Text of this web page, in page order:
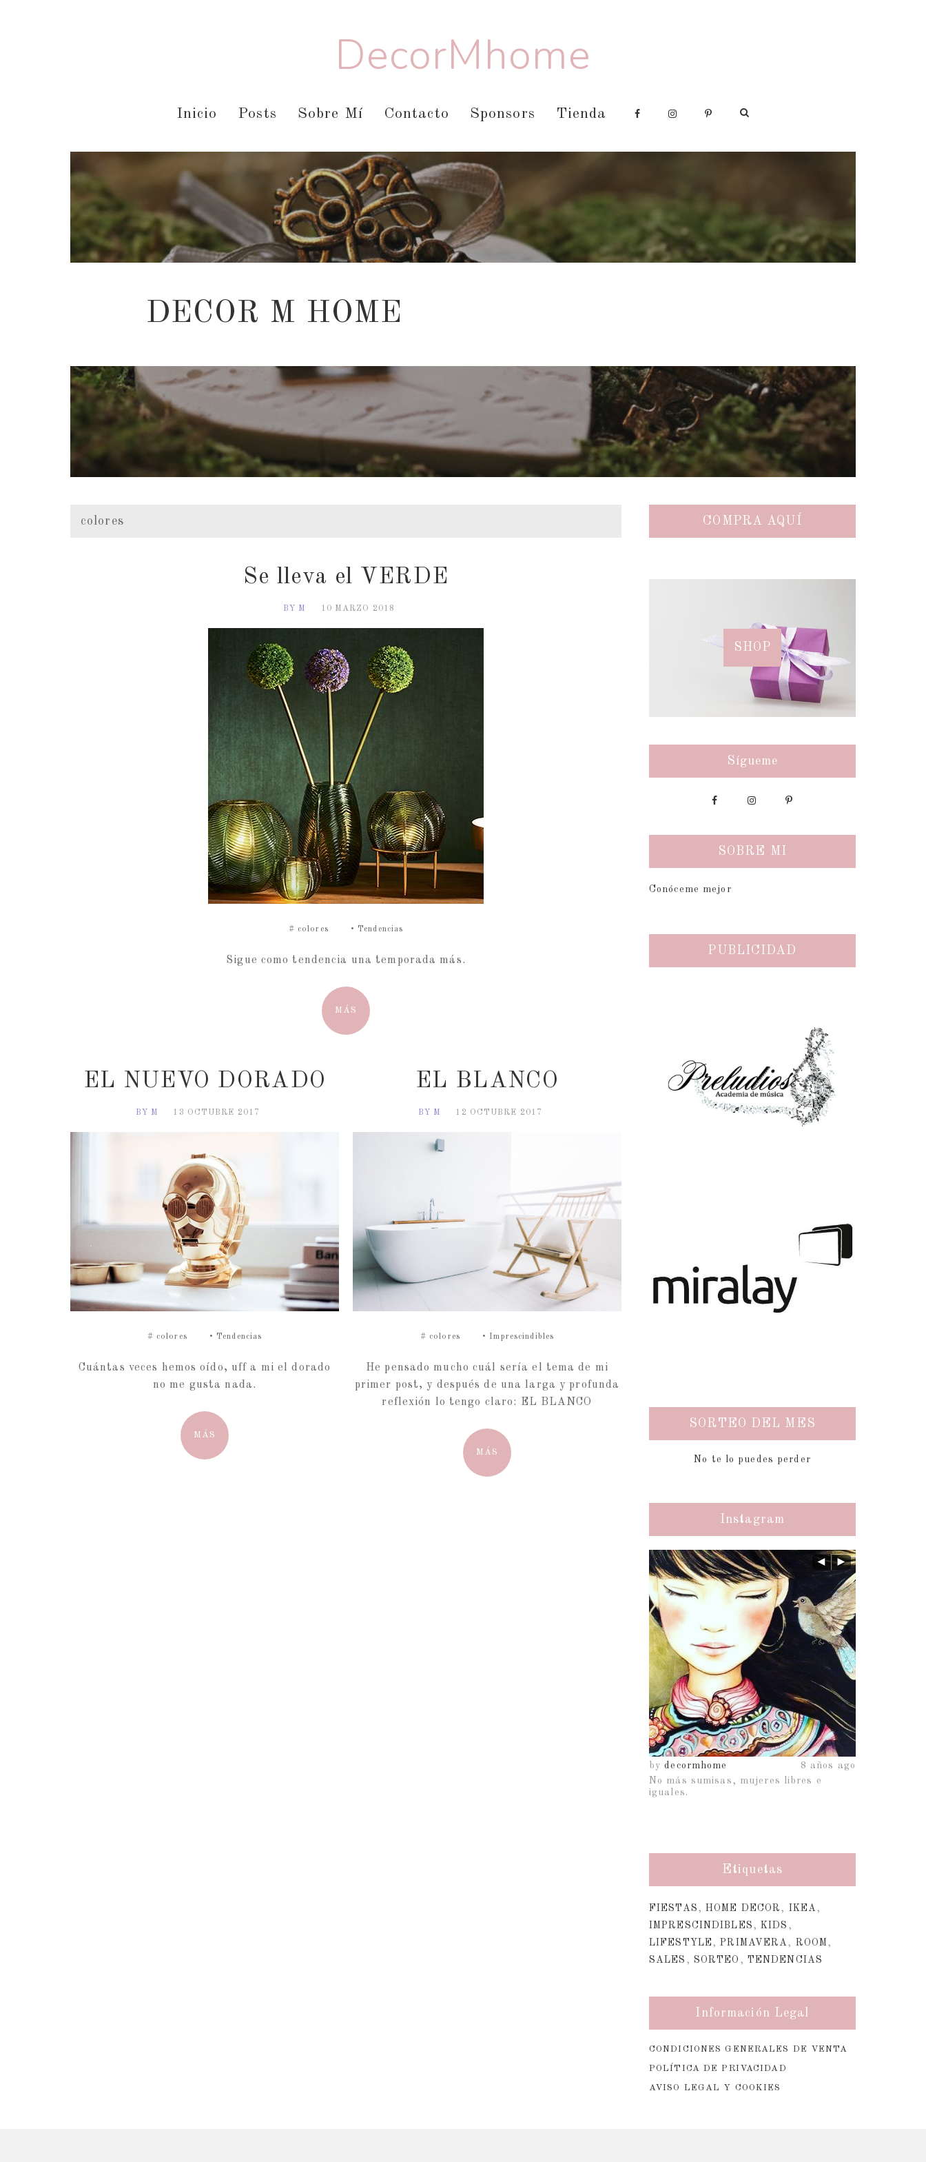
DecorMhome
Inicio Posts Sobre Mí Contacto Sponsors Tienda
DECOR M HOME
colores
Se lleva el VERDE
BY M 10 MARZO 2018
# colores • Tendencias
Sigue como tendencia una temporada más.
MÁS
EL NUEVO DORADO
BY M 13 OCTUBRE 2017
# colores • Tendencias
Cuántas veces hemos oído, uff a mi el dorado
no me gusta nada.
MÁS
EL BLANCO
BY M 12 OCTUBRE 2017
# colores • Imprescindibles
He pensado mucho cuál sería el tema de mi
primer post, y después de una larga y profunda
reflexión lo tengo claro: EL BLANCO
MÁS
COMPRA AQUÍ
SHOP
Sígueme
SOBRE MI
Conóceme mejor
PUBLICIDAD
SORTEO DEL MES
No te lo puedes perder
Instagram
8 años ago
bydecormhome
No más sumisas, mujeres libres e
iguales.
Etiquetas
FIESTAS ,HOME DECOR , IKEA,
IMPRESCINDIBLES ,KIDS ,
LIFESTYLE ,PRIMAVERA, ROOM,
SALES , SORTEO , TENDENCIAS
Información Legal
CONDICIONES GENERALES DE VENTA
POLÍTICA DE PRIVACIDAD
AVISO LEGAL Y COOKIES